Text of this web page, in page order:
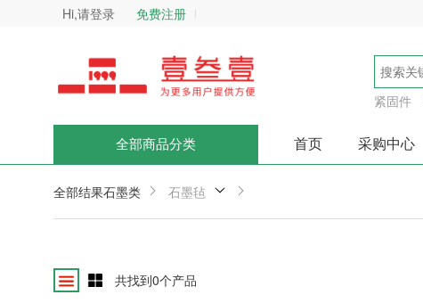
Hi,请登录 免费注册
紧固件
全部商品分类 首页 采购中心
全部结果石墨类 石墨毡
共找到0个产品